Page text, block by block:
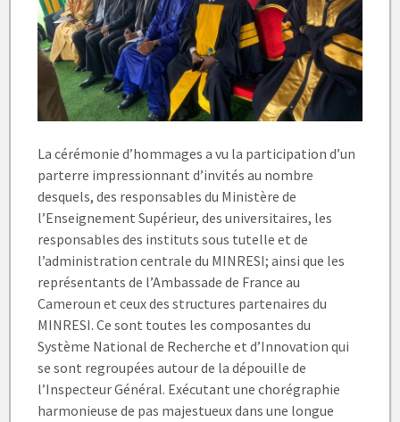
La cérémonie d’hommages a vu la participation d’un
parterre impressionnant d’invités au nombre
desquels, des responsables du Ministère de
l’Enseignement Supérieur, des universitaires, les
responsables des instituts sous tutelle et de
l’administration centrale du MINRESI; ainsi que les
représentants de l’Ambassade de France au
Cameroun et ceux des structures partenaires du
MINRESI. Ce sont toutes les composantes du
Système National de Recherche et d’Innovation qui
se sont regroupées autour de la dépouille de
l’Inspecteur Général. Exécutant une chorégraphie
harmonieuse de pas majestueux dans une longue